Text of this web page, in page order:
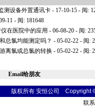
设备外置通讯卡 - 17-10-15 - 阅:
11 - 阅: 181648
在医院中的应用 - 06-08-20 - 阅:
总氯均能测定吗？ - 05-02-22 - 阅:
离氯或总氯的转换 - 05-02-22 - 阅:
Email给朋友
版权所有 安恒公司 Copyright
联